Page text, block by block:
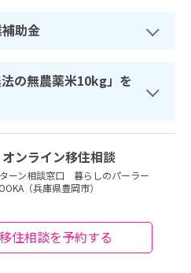
助金
法の無農薬米10kg」を
オンライン移住相談
ーン相談窓口 暮らしのパーラー
（兵庫県豊岡市）
住相談を予約する